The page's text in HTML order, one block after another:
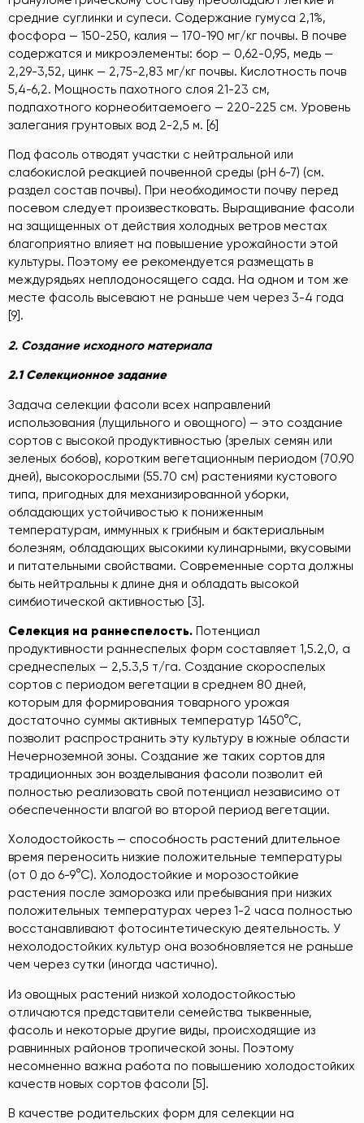
средние суглинки и супеси. Содержание гумуса 2,1%,
фосфора — 150-250, калия — 170-190 мг/кг почвы. В почве
содержатся и микроэлементы: бор — 0,62-0,95, медь —
2,29-3,52, цинк — 2,75-2,83 мг/кг почвы. Кислотность почв
5,4-6,2. Мощность пахотного слоя 21-23 см,
подпахотного корнеобитаемоего — 220-225 см. Уровень
залегания грунтовых вод 2-2,5 м. [6]
Под фасоль отводят участки с нейтральной или
слабокислой реакцией почвенной среды (рН 6-7) (см.
раздел состав почвы). При необходимости почву перед
посевом следует произвестковать. Выращивание фасоли
на защищенных от действия холодных ветров местах
благоприятно влияет на повышение урожайности этой
культуры. Поэтому ее рекомендуется размещать в
междурядьях неплодоносящего сада. На одном и том же
месте фасоль высевают не раньше чем через 3-4 года
[9].
2. Создание исходного материала
2.1 Селекционное задание
Задача селекции фасоли всех направлений
использования (лущильного и овощного) — это создание
сортов с высокой продуктивностью (зрелых семян или
зеленых бобов), коротким вегетационным периодом (70.90
дней), высокорослыми (55.70 см) растениями кустового
типа, пригодных для механизированной уборки,
обладающих устойчивостью к пониженным
температурам, иммунных к грибным и бактериальным
болезням, обладающих высокими кулинарными, вкусовыми
и питательными свойствами. Современные сорта должны
быть нейтральны к длине дня и обладать высокой
симбиотической активностью [3].
Селекция на раннеспелость. Потенциал
продуктивности раннеспелых форм составляет 1,5.2,0, а
среднеспелых — 2,5.3,5 т/га. Создание скороспелых
сортов с периодом вегетации в среднем 80 дней,
которым для формирования товарного урожая
достаточно суммы активных температур 1450°С,
позволит распространить эту культуру в южные области
Нечерноземной зоны. Создание же таких сортов для
традиционных зон возделывания фасоли позволит ей
полностью реализовать свой потенциал независимо от
обеспеченности влагой во второй период вегетации.
Xолодостойкость — способность растений длительное
время переносить низкие положительные температуры
(от 0 до 6-9°С). Холодостойкие и морозостойкие
растения после заморозка или пребывания при низких
положительных температурах через 1-2 часа полностью
восстанавливают фотосинтетическую деятельность. У
нехолодостойких культур она возобновляется не раньше
чем через сутки (иногда частично).
Из овощных растений низкой холодостойкостью
отличаются представители семейства тыквенные,
фасоль и некоторые другие виды, происходящие из
равнинных районов тропической зоны. Поэтому
несомненно важна работа по повышению холодостойких
качеств новых сортов фасоли [5].
В качестве родительских форм для селекции на